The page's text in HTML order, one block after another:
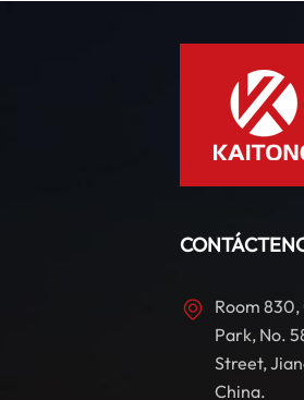
Room
Park, No.
Street,
China.